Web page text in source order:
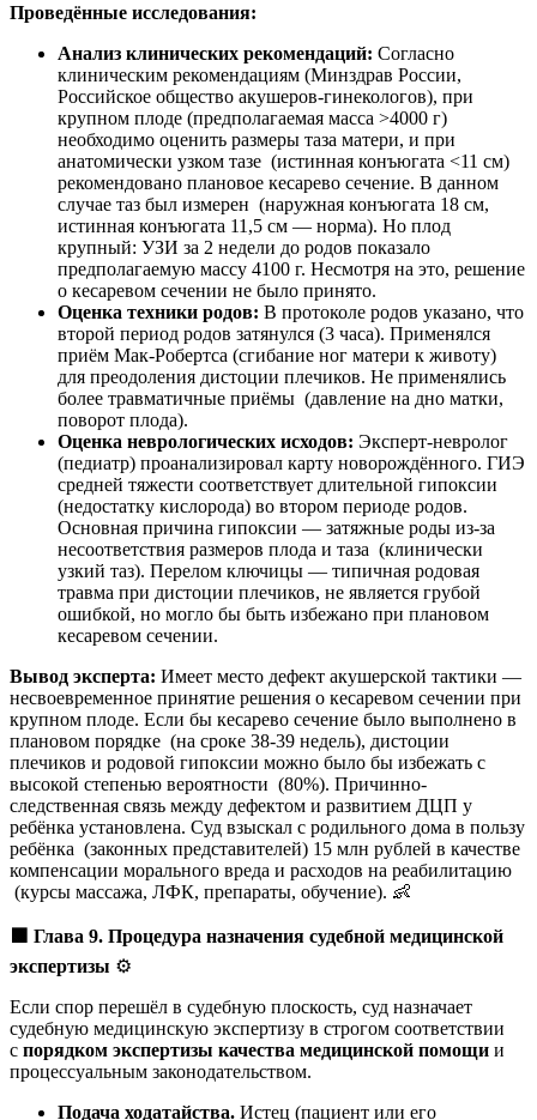
Проведённые исследования:
Анализ клинических рекомендаций: Согласно
клиническим рекомендациям (Минздрав России,
Российское общество акушеров-гинекологов), при
крупном плоде (предполагаемая масса >4000 г)
необходимо оценить размеры таза матери, и при
анатомически узком тазе (истинная конъюгата <11 см)
рекомендовано плановое кесарево сечение. В данном
случае таз был измерен (наружная конъюгата 18 см,
истинная конъюгата 11,5 см — норма). Но плод
крупный: УЗИ за 2 недели до родов показало
предполагаемую массу 4100 г. Несмотря на это, решение
о кесаревом сечении не было принято.
Оценка техники родов: В протоколе родов указано, что
второй период родов затянулся (3 часа). Применялся
приём Мак-Робертса (сгибание ног матери к животу)
для преодоления дистоции плечиков. Не применялись
более травматичные приёмы (давление на дно матки,
поворот плода).
Оценка неврологических исходов: Эксперт-невролог
(педиатр) проанализировал карту новорождённого. ГИЭ
средней тяжести соответствует длительной гипоксии
(недостатку кислорода) во втором периоде родов.
Основная причина гипоксии — затяжные роды из-за
несоответствия размеров плода и таза (клинически
узкий таз). Перелом ключицы — типичная родовая
травма при дистоции плечиков, не является грубой
ошибкой, но могло бы быть избежано при плановом
кесаревом сечении.
Вывод эксперта: Имеет место дефект акушерской тактики —
несвоевременное принятие решения о кесаревом сечении при
крупном плоде. Если бы кесарево сечение было выполнено в
плановом порядке (на сроке 38-39 недель), дистоции
плечиков и родовой гипоксии можно было бы избежать с
высокой степенью вероятности (80%). Причинно-
следственная связь между дефектом и развитием ДЦП у
ребёнка установлена. Суд взыскал с родильного дома в пользу
ребёнка (законных представителей) 15 млн рублей в качестве
компенсации морального вреда и расходов на реабилитацию
(курсы массажа, ЛФК, препараты, обучение). 👶
Глава 9. Процедура назначения судебной медицинской
экспертизы ⚙️
Если спор перешёл в судебную плоскость, суд назначает
судебную медицинскую экспертизу в строгом соответствии
с порядком экспертизы качества медицинской помощи и
процессуальным законодательством.
Подача ходатайства. Истец (пациент или его